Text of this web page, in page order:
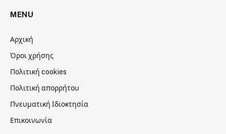
MENU
Αρχική
Όροι χρήσης
Πολιτική cookies
Πολιτική απορρήτου
Πνευματική Ιδιοκτησία
Επικοινωνία